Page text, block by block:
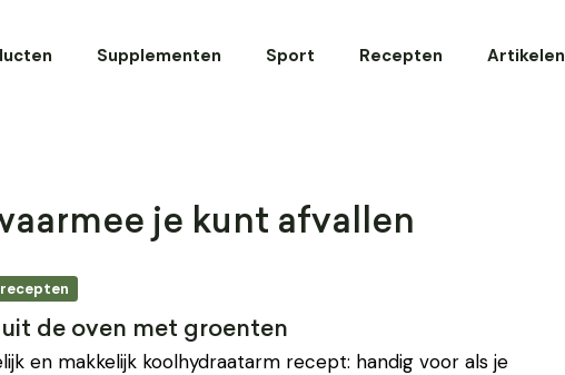
Supplementen Sport Recepten Artikelen
je kunt afvallen
de oven met groenten
en makkelijk koolhydraatarm recept: handig voor als je